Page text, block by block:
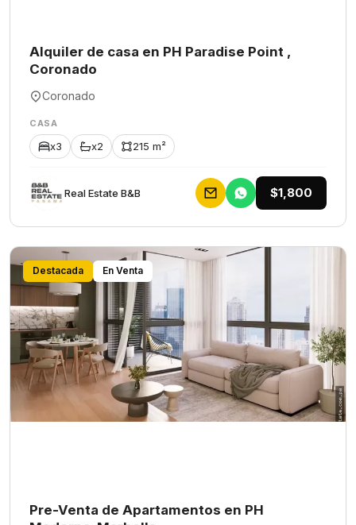
Alquiler de casa en PH Paradise Point ,
Coronado
Coronado
CASA
x3 x2 215 m²
Rеаl Еstаtе В&В $1,800
Destacada En Venta
Pre-Venta de Apartamentos en PH